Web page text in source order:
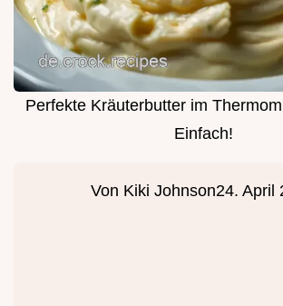
Perfekte Kräuterbutter im
Einfach!
Von Kiki Johnson24. April